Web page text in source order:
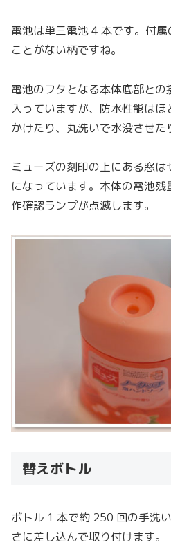
電池は単三電池 4 本です。付
ことがない柄ですね。
電池のフタとなる本体底部との
入っていますが、防水性能はほ
かけたり、丸洗いで水没させた
ミューズの刻印の上にある窓
になっています。本体の電池
作確認ランプが点滅します。
替えボトル
ボトル 1 本で約 250 回の手洗
さに差し込んで取り付けます。